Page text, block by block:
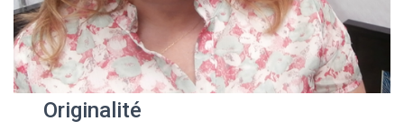
Originalité